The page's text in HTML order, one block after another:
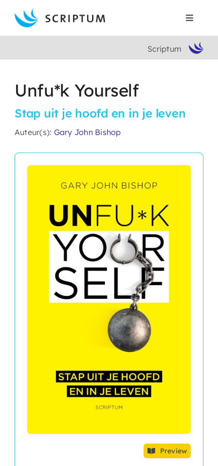
content
Toggle
Boeken
Auteurs
Scriptum
Unfu*k Yourself
Stap uit je hoofd en in je leven
Auteur(s): Gary John Bishop
Preview